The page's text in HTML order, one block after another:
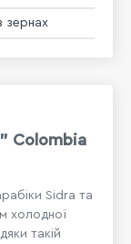
Colombia
Sidra та
холодної
такій
зернах